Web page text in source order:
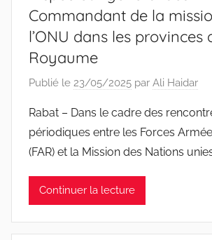
Commandant de la
l’ONU dans les provinces
Royaume
Publié le 23/05/2025 par Ali Haidar
Rabat – Dans le cadre des
périodiques entre les Forces
(FAR) et la Mission des Nations
Continuer la lecture